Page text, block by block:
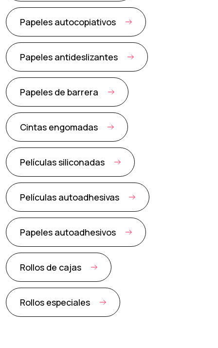
Papeles autocopiativos
Papeles antideslizantes
Papeles de barrera
Cintas engomadas
Películas siliconadas
Películas autoadhesivas
Papeles autoadhesivos
Rollos de cajas
Rollos especiales